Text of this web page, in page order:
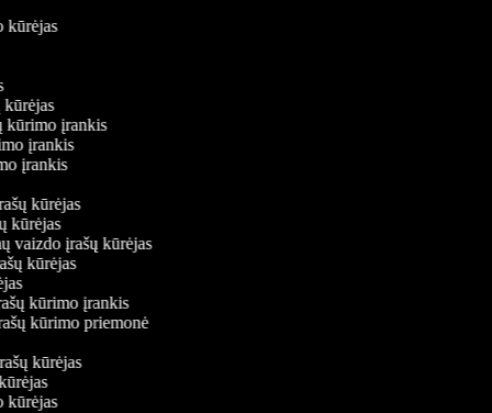
kūrėjas
kūrėjas
kūrimo įrankis
įrankis
įrankis
kūrėjas
kūrėjas
vaizdo įrašų kūrėjas
kūrėjas
kūrimo įrankis
kūrimo priemonė
kūrėjas
kūrėjas